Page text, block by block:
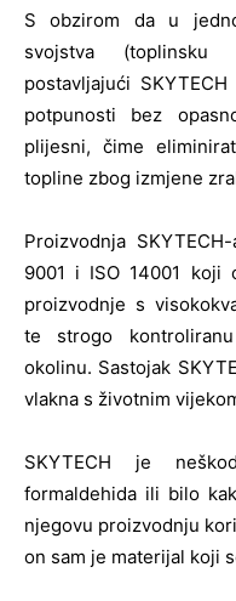
S obzirom da u
svojstva (toplinsku
postavljajući
potpunosti bez
plijesni, čime
topline zbog izmjene
Proizvodnja
9001 i ISO 14001 koji
proizvodnje s
te strogo
okolinu. Sastojak
vlakna s životnim
SKYTECH je
formaldehida ili bilo
njegovu proizvodnju
on sam je materijal koji